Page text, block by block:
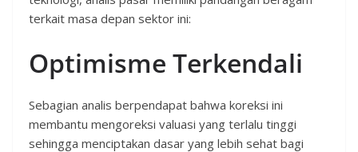
terkait masa depan sektor ini:
Optimisme Terkendali
Sebagian analis berpendapat bahwa koreksi ini
membantu mengoreksi valuasi yang terlalu tinggi
sehingga menciptakan dasar yang lebih sehat bagi